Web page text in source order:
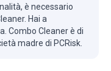
è necessario
Hai a
Combo Cleaner è di
madre di PCRisk.